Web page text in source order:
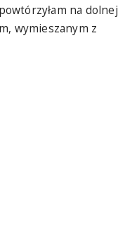
na dolnej
wymieszanym z